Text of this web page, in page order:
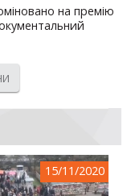
на премію
15/11/2020